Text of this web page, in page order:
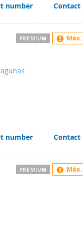
number Contact
number Contact
PREMIUM
PREMIUM